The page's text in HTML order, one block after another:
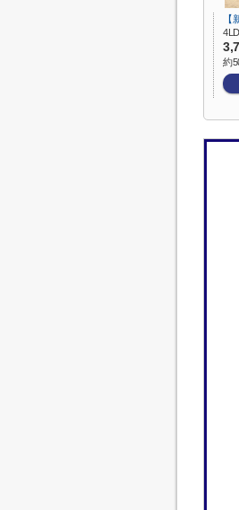
約